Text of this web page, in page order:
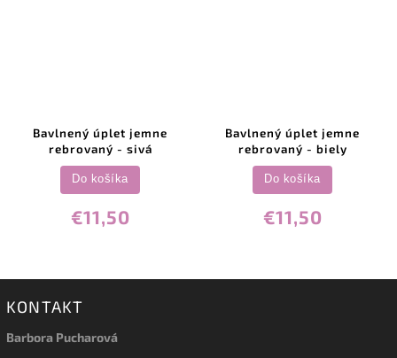
Bavlnený úplet jemne
rebrovaný - sivá
€11,50
Do košíka
Bavlnený úplet jemne
rebrovaný - biely
€11,50
Do košíka
KONTAKT
Barbora Pucharová